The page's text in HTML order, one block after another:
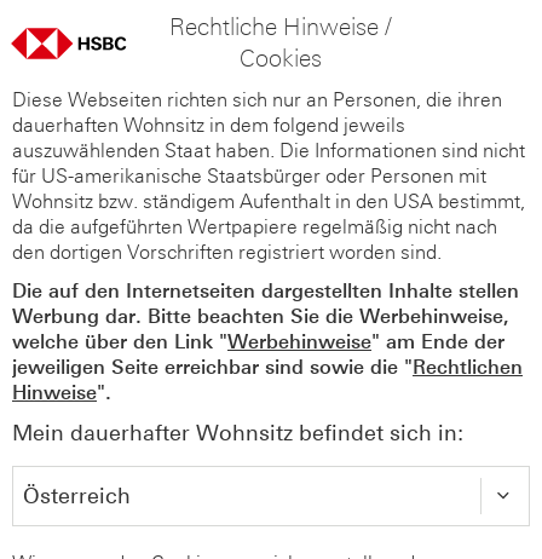
Rechtliche Hinweise /
Cookies
Diese Webseiten richten sich nur an Personen, die ihren
dauerhaften Wohnsitz in dem folgend jeweils
auszuwählenden Staat haben. Die Informationen sind nicht
für US-amerikanische Staatsbürger oder Personen mit
Wohnsitz bzw. ständigem Aufenthalt in den USA bestimmt,
da die aufgeführten Wertpapiere regelmäßig nicht nach
den dortigen Vorschriften registriert worden sind.
Die auf den Internetseiten dargestellten Inhalte stellen
Werbung dar. Bitte beachten Sie die Werbehinweise,
welche über den Link "Werbehinweise" am Ende der
jeweiligen Seite erreichbar sind sowie die "Rechtlichen
Hinweise".
Mein dauerhafter Wohnsitz befindet sich in: